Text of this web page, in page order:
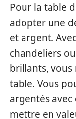
Pour la table
adopter une
et argent.
chandeliers
brillants, vous
table. Vous
argentés
mettre en